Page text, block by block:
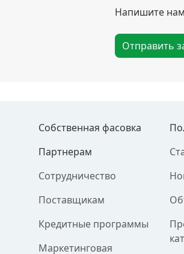
Напишите
Отправить
Собственная фасовка
Партнерам
Сотрудничество
Поставщикам
Кредитные программы
Маркетинговая